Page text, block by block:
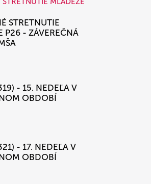
STRETNUTIE
P26 - ZÁVEREČNÁ
- 15. NEDEĽA V
OBDOBÍ
- 17. NEDEĽA V
OBDOBÍ